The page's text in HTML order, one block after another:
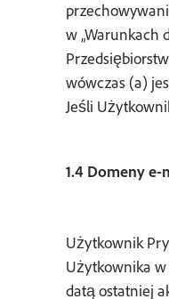
w „Warunkach
wówczas (a)
Jeśli
1.4 Domeny
Użytkownik
Użytkownika w
datą ostatniej